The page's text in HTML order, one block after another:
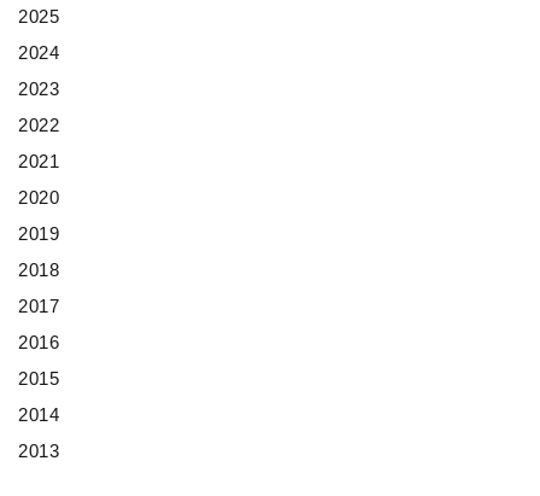
2025
2024
2023
2022
2021
2020
2019
2018
2017
2016
2015
2014
2013